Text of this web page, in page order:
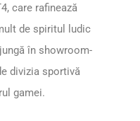
care rafinează
de spiritul ludic
în showroom-
divizia sportivă
gamei.